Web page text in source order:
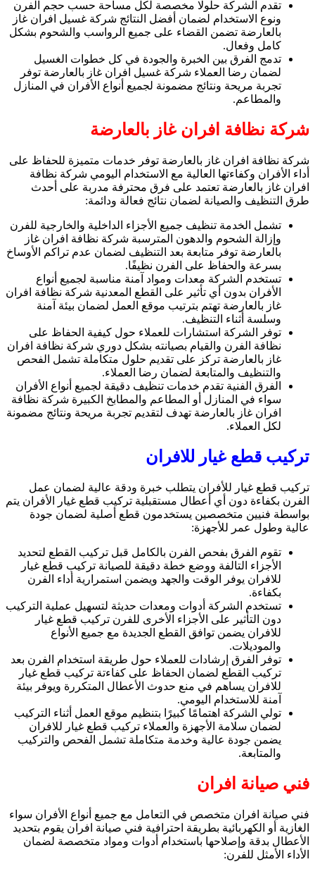
تقدم الشركة حلولًا مخصصة لكل مساحة حسب حجم الفرن
ونوع الاستخدام لضمان أفضل النتائج شركة غسيل افران غاز
بالعارضة تضمن القضاء على جميع الرواسب والشحوم بشكل
كامل وفعال.
تدمج الفرق بين الخبرة والجودة في كل خطوات الغسيل
لضمان رضا العملاء شركة غسيل افران غاز بالعارضة توفر
تجربة مريحة ونتائج مضمونة لجميع أنواع الأفران في المنازل
والمطاعم.
شركة نظافة افران غاز بالعارضة
شركة نظافة افران غاز بالعارضة توفر خدمات متميزة للحفاظ على
أداء الأفران وكفاءتها العالية مع الاستخدام اليومي شركة نظافة
افران غاز بالعارضة تعتمد على فرق محترفة مدربة على أحدث
طرق التنظيف والصيانة لضمان نتائج فعالة ودائمة:
تشمل الخدمة تنظيف جميع الأجزاء الداخلية والخارجية للفرن
وإزالة الشحوم والدهون المترسبة شركة نظافة افران غاز
بالعارضة توفر متابعة بعد التنظيف لضمان عدم تراكم الأوساخ
بسرعة والحفاظ على الفرن نظيفًا.
تستخدم الشركة معدات ومواد آمنة مناسبة لجميع أنواع
الأفران بدون أي تأثير على القطع المعدنية شركة نظافة افران
غاز بالعارضة تهتم بترتيب موقع العمل لضمان بيئة آمنة
وسلسة أثناء التنظيف.
توفر الشركة استشارات للعملاء حول كيفية الحفاظ على
نظافة الفرن والقيام بصيانته بشكل دوري شركة نظافة افران
غاز بالعارضة تركز على تقديم حلول متكاملة تشمل الفحص
والتنظيف والمتابعة لضمان رضا العملاء.
الفرق الفنية تقدم خدمات تنظيف دقيقة لجميع أنواع الأفران
سواء في المنازل أو المطاعم والمطابخ الكبيرة شركة نظافة
افران غاز بالعارضة تهدف لتقديم تجربة مريحة ونتائج مضمونة
لكل العملاء.
تركيب قطع غيار للافران
تركيب قطع غيار للأفران يتطلب خبرة ودقة عالية لضمان عمل
الفرن بكفاءة دون أي أعطال مستقبلية تركيب قطع غيار الأفران يتم
بواسطة فنيين متخصصين يستخدمون قطع أصلية لضمان جودة
عالية وطول عمر للأجهزة:
تقوم الفرق بفحص الفرن بالكامل قبل تركيب القطع لتحديد
الأجزاء التالفة ووضع خطة دقيقة للصيانة تركيب قطع غيار
للافران يوفر الوقت والجهد ويضمن استمرارية أداء الفرن
بكفاءة.
تستخدم الشركة أدوات ومعدات حديثة لتسهيل عملية التركيب
دون التأثير على الأجزاء الأخرى للفرن تركيب قطع غيار
للافران يضمن توافق القطع الجديدة مع جميع الأنواع
والموديلات.
توفر الفرق إرشادات للعملاء حول طريقة استخدام الفرن بعد
تركيب القطع لضمان الحفاظ على كفاءتة تركيب قطع غيار
للافران يساهم في منع حدوث الأعطال المتكررة ويوفر بيئة
آمنة للاستخدام اليومي.
تولي الشركة اهتمامًا كبيرًا بتنظيم موقع العمل أثناء التركيب
لضمان سلامة الأجهزة والعملاء تركيب قطع غيار للافران
يضمن جودة عالية وخدمة متكاملة تشمل الفحص والتركيب
والمتابعة.
فني صيانة افران
فني صيانة افران متخصص في التعامل مع جميع أنواع الأفران سواء
الغازية أو الكهربائية بطريقة احترافية فني صيانة افران يقوم بتحديد
الأعطال بدقة وإصلاحها باستخدام أدوات ومواد متخصصة لضمان
الأداء الأمثل للفرن: